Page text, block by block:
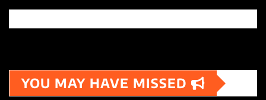
YOU MAY HAVE MISSED